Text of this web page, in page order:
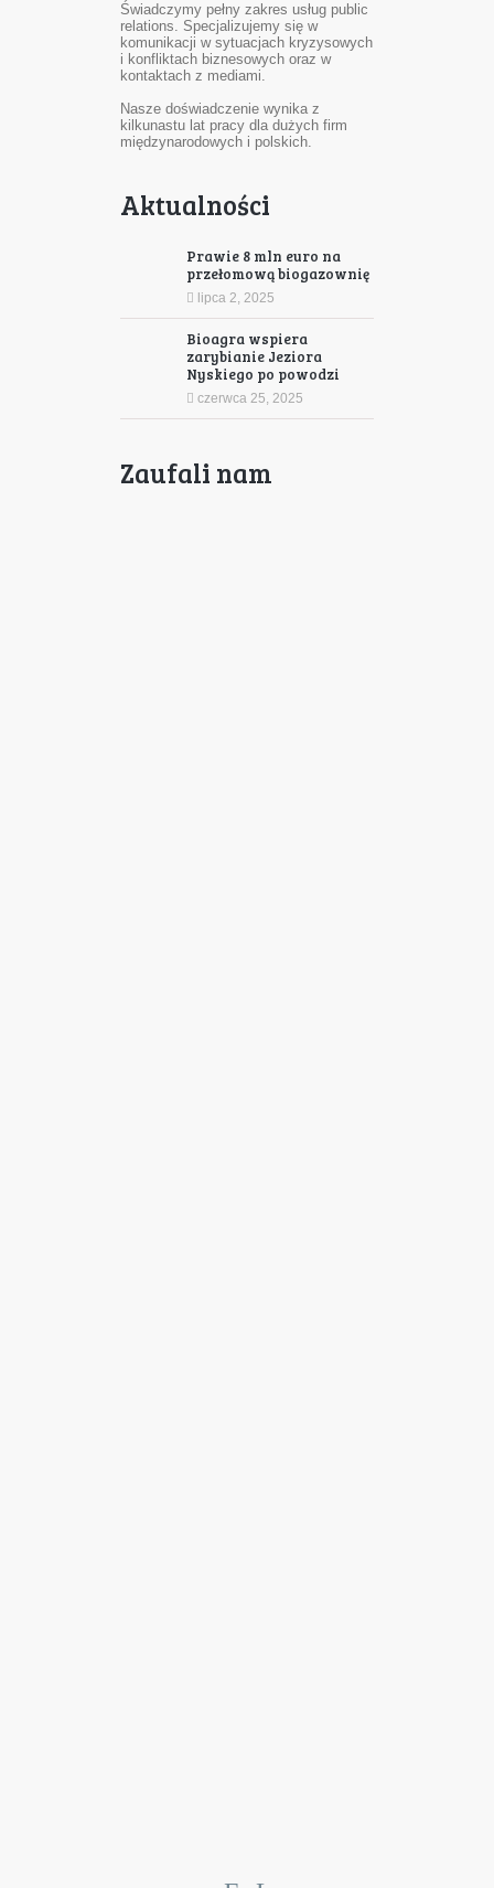
Świadczymy pełny zakres usług public
relations. Specjalizujemy się w
komunikacji w sytuacjach kryzysowych
i konfliktach biznesowych oraz w
kontaktach z mediami.
Nasze doświadczenie wynika z
kilkunastu lat pracy dla dużych firm
międzynarodowych i polskich.
Aktualności
Prawie 8 mln euro na
przełomową biogazownię
lipca 2, 2025
Bioagra wspiera
zarybianie Jeziora
Nyskiego po powodzi
czerwca 25, 2025
Zaufali nam